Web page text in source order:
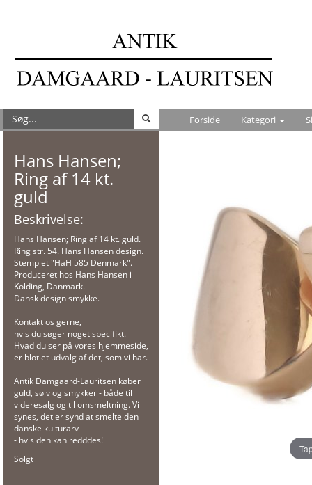
Forside Kategori
Hans Hansen;
Ring af 14 kt.
guld
Beskrivelse:
Hans Hansen; Ring af 14 kt. guld.
Ring str. 54. Hans Hansen design.
Stemplet "HaH 585 Denmark".
Produceret hos Hans Hansen i
Kolding, Danmark.
Dansk design smykke.
Kontakt os gerne,
hvis du søger noget specifikt.
Hvad du ser på vores hjemmeside,
er blot et udvalg af det, som vi har.
Antik Damgaard-Lauritsen køber
guld, sølv og smykker - både til
videresalg og til omsmeltning. Vi
synes, det er synd at smelte den
danske kulturarv
- hvis den kan redddes!
Solgt